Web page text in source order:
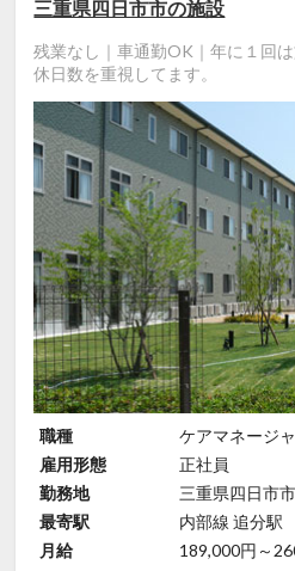
三重県四日市市の施設
残業なし｜車通勤OK｜年に１回
休日数を重視してます。
職種
ケアマネージ
雇用形態
正社員
勤務地
三重県四日市市
最寄駅
内部線 追分駅
月給
189,000円～